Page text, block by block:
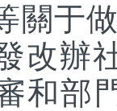
關于
改辦
和部